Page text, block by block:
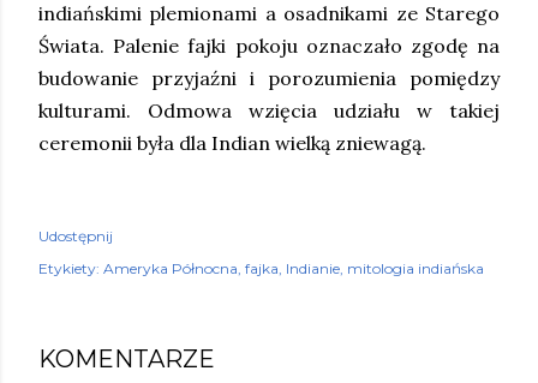
indiańskimi plemionami a osadnikami ze Starego
Świata. Palenie fajki pokoju oznaczało zgodę na
budowanie przyjaźni i porozumienia pomiędzy
kulturami. Odmowa wzięcia udziału w takiej
ceremonii była dla Indian wielką zniewagą.
Udostępnij
Etykiety: Ameryka Północna fajka Indianie mitologia indiańska
KOMENTARZE